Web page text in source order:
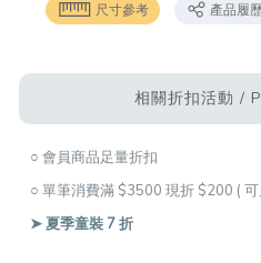
尺寸參考 產品履
相關折扣活動 /
○ 會員商品足量折扣
○ 單筆消費滿 $3500 現折 $200 ( 可
➤ 夏季童裝 7 折